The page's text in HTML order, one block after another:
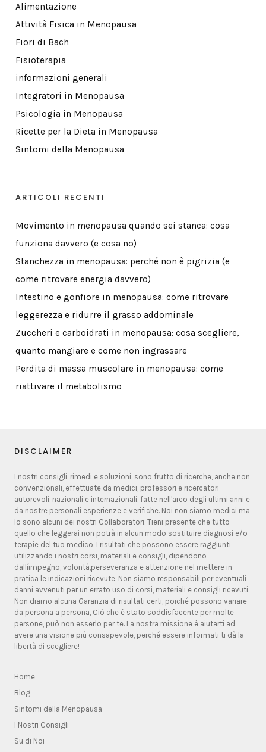
Alimentazione
Attività Fisica in Menopausa
Fiori di Bach
Fisioterapia
informazioni generali
Integratori in Menopausa
Psicologia in Menopausa
Ricette per la Dieta in Menopausa
Sintomi della Menopausa
ARTICOLI RECENTI
Movimento in menopausa quando sei stanca: cosa
funziona davvero (e cosa no)
Stanchezza in menopausa: perché non è pigrizia (e
come ritrovare energia davvero)
Intestino e gonfiore in menopausa: come ritrovare
leggerezza e ridurre il grasso addominale
Zuccheri e carboidrati in menopausa: cosa scegliere,
quanto mangiare e come non ingrassare
Perdita di massa muscolare in menopausa: come
riattivare il metabolismo
DISCLAIMER
I nostri consigli, rimedi e soluzioni, sono frutto di ricerche, anche non
convenzionali, effettuate da medici, professori e ricercatori
autorevoli, nazionali e internazionali, fatte nell'arco degli ultimi anni e
da nostre personali esperienze e verifiche. Noi non siamo medici ma
lo sono alcuni dei nostri Collaboratori. Tieni presente che tutto
quello che leggerai non potrà in alcun modo sostituire diagnosi e/o
terapie del tuo medico. I risultati che possono essere raggiunti
utilizzando i nostri corsi, materiali e consigli, dipendono
dallíimpegno, volontà,perseveranza e attenzione nel mettere in
pratica le indicazioni ricevute. Non siamo responsabili per eventuali
danni avvenuti per un errato uso di corsi, materiali e consigli ricevuti.
Non diamo alcuna Garanzia di risultati certi, poiché possono variare
da persona a persona, Ciò che è stato soddisfacente per molte
persone, può non esserlo per te. La nostra missione è aiutarti ad
avere una visione più consapevole, perché essere informati ti dà la
libertà di scegliere!
Home
Blog
Sintomi della Menopausa
I Nostri Consigli
Su di Noi